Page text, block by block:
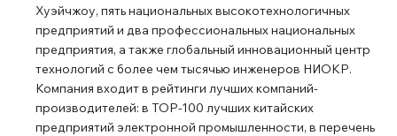
Хуэйчжоу, пять национальных высокотехнологичных
предприятий и два профессиональных национальных
предприятия, а также глобальный инновационный центр
технологий с более чем тысячью инженеров НИОКР.
Компания входит в рейтинги лучших компаний-
производителей: в TOP-100 лучших китайских
предприятий электронной промышленности, в перечень